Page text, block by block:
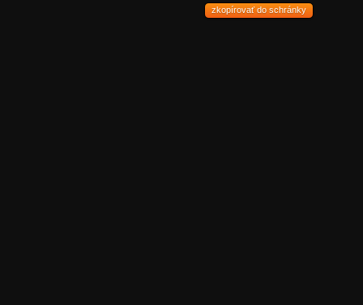
zkopírovať do schránky